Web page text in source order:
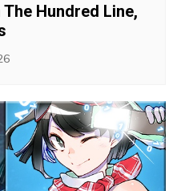
Hundred Line,